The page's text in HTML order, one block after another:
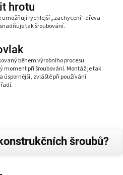
hrotu
umožňují rychlejší „zachycení“ dřeva
tak šroubování.
během výrobního procesu
moment při šroubování. Montáž je tak
úspornější, zvláště při používání
šroubů?